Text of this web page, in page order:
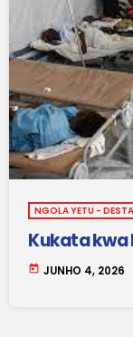
NGOLA YETU -
Kukata kwa
today JUNHO 4, 2026